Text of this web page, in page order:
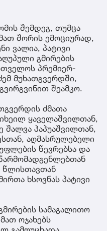
შემდეგ, თუმცა
შორის ემოციურად,
ვალია, პატივი
გმირების
პრემიერ-
მუხათგვერდში,
შეამკო.
ძმათა
ყაველაშვილთან,
შალვა პაპუაშვილთან,
აღმასრულებელი
წევრებსა და
წლისთავთან
ხსოვნას პატივი
სამაგალითო
ოჯახებს